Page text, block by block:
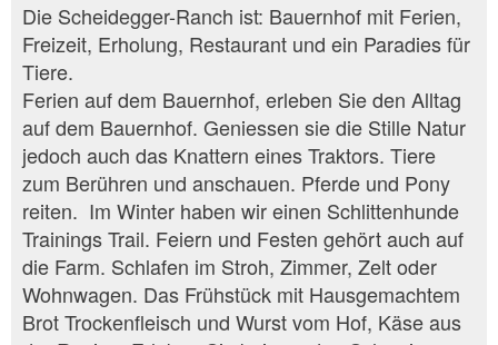
Die Scheidegger-Ranch ist: Bauernhof mit Ferien,
Freizeit, Erholung, Restaurant und ein Paradies für
Tiere.
Ferien auf dem Bauernhof, erleben Sie den Alltag
auf dem Bauernhof. Geniessen sie die Stille Natur
jedoch auch das Knattern eines Traktors. Tiere
zum Berühren und anschauen. Pferde und Pony
reiten. Im Winter haben wir einen Schlittenhunde
Trainings Trail. Feiern und Festen gehört auch auf
die Farm. Schlafen im Stroh, Zimmer, Zelt oder
Wohnwagen. Das Frühstück mit Hausgemachtem
Brot Trockenfleisch und Wurst vom Hof, Käse aus